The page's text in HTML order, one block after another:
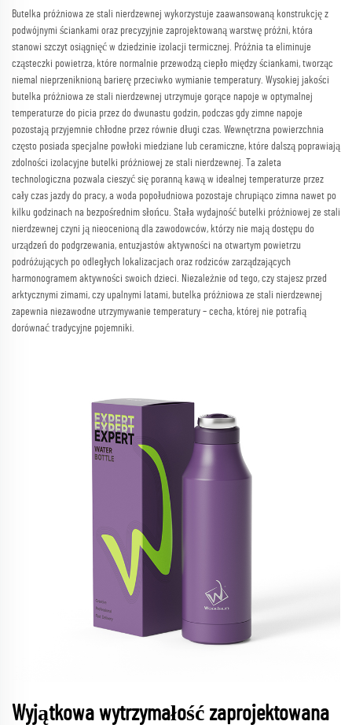
Butelka próżniowa ze stali nierdzewnej wykorzystuje zaawansowaną konstrukcję z
podwójnymi ściankami oraz precyzyjnie zaprojektowaną warstwę próżni, która
stanowi szczyt osiągnięć w dziedzinie izolacji termicznej. Próżnia ta eliminuje
cząsteczki powietrza, które normalnie przewodzą ciepło między ściankami, tworząc
niemal nieprzeniknioną barierę przeciwko wymianie temperatury. Wysokiej jakości
butelka próżniowa ze stali nierdzewnej utrzymuje gorące napoje w optymalnej
temperaturze do picia przez do dwunastu godzin, podczas gdy zimne napoje
pozostają przyjemnie chłodne przez równie długi czas. Wewnętrzna powierzchnia
często posiada specjalne powłoki miedziane lub ceramiczne, które dalszą poprawiają
zdolności izolacyjne butelki próżniowej ze stali nierdzewnej. Ta zaleta
technologiczna pozwala cieszyć się poranną kawą w idealnej temperaturze przez
cały czas jazdy do pracy, a woda popołudniowa pozostaje chrupiąco zimna nawet po
kilku godzinach na bezpośrednim słońcu. Stała wydajność butelki próżniowej ze stali
nierdzewnej czyni ją nieocenioną dla zawodowców, którzy nie mają dostępu do
urządzeń do podgrzewania, entuzjastów aktywności na otwartym powietrzu
podróżujących po odległych lokalizacjach oraz rodziców zarządzających
harmonogramem aktywności swoich dzieci. Niezależnie od tego, czy stajesz przed
arktycznymi zimami, czy upalnymi latami, butelka próżniowa ze stali nierdzewnej
zapewnia niezawodne utrzymywanie temperatury – cecha, której nie potrafią
dorównać tradycyjne pojemniki.
Wyjątkowa wytrzymałość zaprojektowana